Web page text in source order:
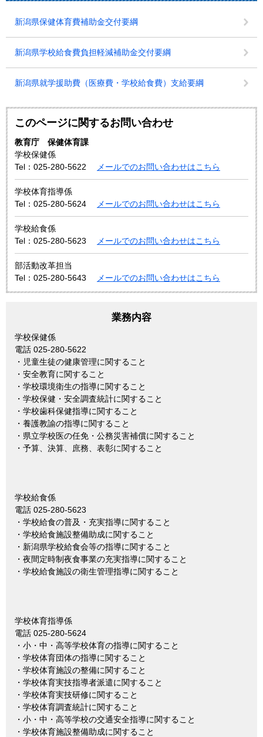
新潟県保健体育費補助金交付要綱
新潟県学校給食費負担軽減補助金交付要綱
新潟県就学援助費（医療費・学校給食費）支給要綱
このページに関するお問い合わせ
教育庁 保健体育課
学校保健係
Tel：025-280-5622
メールでのお問い合わせはこちら
学校体育指導係
Tel：025-280-5624
メールでのお問い合わせはこちら
学校給食係
Tel：025-280-5623
メールでのお問い合わせはこちら
部活動改革担当
Tel：025-280-5643
メールでのお問い合わせはこちら
業務内容
学校保健係
電話 025-280-5622
・児童生徒の健康管理に関すること
・安全教育に関すること
・学校環境衛生の指導に関すること
・学校保健・安全調査統計に関すること
・学校歯科保健指導に関すること
・養護教諭の指導に関すること
・県立学校医の任免・公務災害補償に関すること
・予算、決算、庶務、表彰に関すること
学校給食係
電話 025-280-5623
・学校給食の普及・充実指導に関すること
・学校給食施設整備助成に関すること
・新潟県学校給食会等の指導に関すること
・夜間定時制夜食事業の充実指導に関すること
・学校給食施設の衛生管理指導に関すること
学校体育指導係
電話 025-280-5624
・小・中・高等学校体育の指導に関すること
・学校体育団体の指導に関すること
・学校体育施設の整備に関すること
・学校体育実技指導者派遣に関すること
・学校体育実技研修に関すること
・学校体育調査統計に関すること
・小・中・高等学校の交通安全指導に関すること
・学校体育施設整備助成に関すること